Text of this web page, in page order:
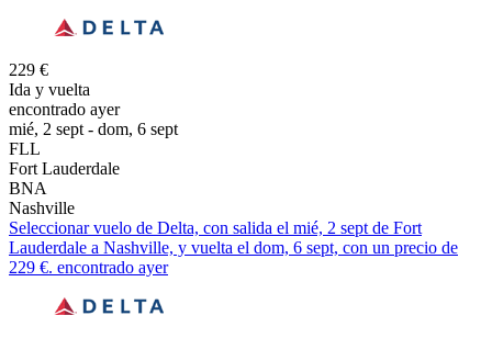
229 €
Ida y vuelta
encontrado ayer
mié, 2 sept - dom, 6 sept
FLL
Fort Lauderdale
BNA
Nashville
Seleccionar vuelo de Delta, con salida el mié, 2 sept de Fort
Lauderdale a Nashville, y vuelta el dom, 6 sept, con un precio de
229 €. encontrado ayer